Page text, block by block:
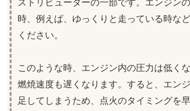
ストリビューターの一部です。エンジン
時、例えば、ゆっくりと走っている時な
ください。
このような時、エンジン内の圧力は低く
燃焼速度も遅くなります。すると、エン
足してしまうため、点火のタイミングを